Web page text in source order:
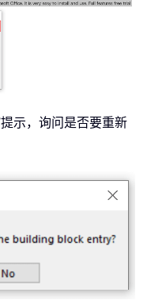
示，询问是否要重新